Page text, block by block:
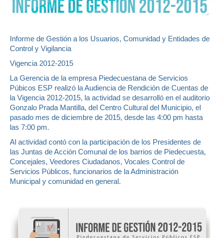
Informe de Gestión a los Usuarios, Comunidad y Entidades de
Control y Vigilancia
Vigencia 2012-2015
La Gerencia de la empresa Piedecuestana de Servicios
Púbicos ESP realizó la Audiencia de Rendición de Cuentas de
la Vigencia 2012-2015, la actividad se desarrolló en el auditorio
Gonzalo Prada Mantilla, del Centro Cultural del Municipio, el
pasado mes de diciembre de 2015, desde las 4:00 pm hasta
las 7:00 pm.
Al actividad contó con la participación de los Presidentes de
las Juntas de Acción Comunal de los barrios de Piedecuesta,
Concejales, Veedores Ciudadanos, Vocales Control de
Servicios Públicos, funcionarios de la Administración
Municipal y comunidad en general.